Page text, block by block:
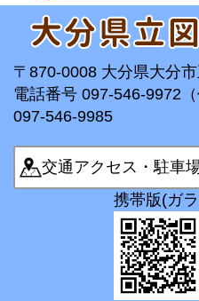
〒870-0008 大分県大分
電話番号 097-546-9972
097-546-9985
交通アクセス・駐車
携帯版(ガ